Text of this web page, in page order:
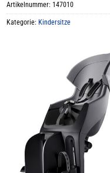
Artikelnummer: 147010
Kategorie: Kindersitze